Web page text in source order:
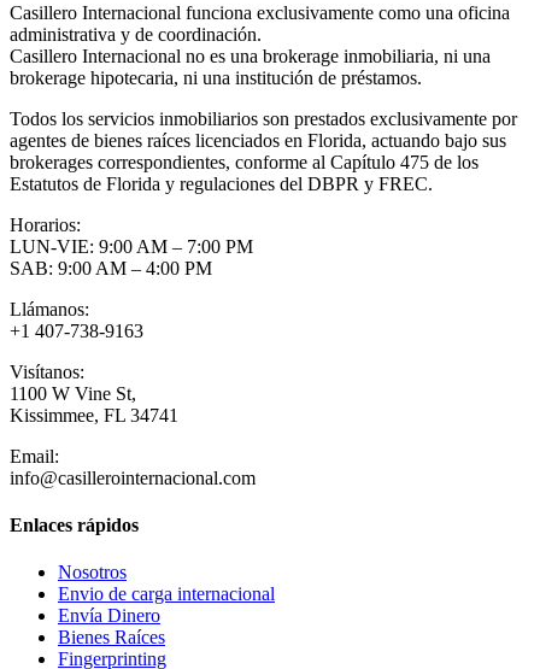
Casillero Internacional funciona exclusivamente como una oficina
administrativa y de coordinación.
Casillero Internacional no es una brokerage inmobiliaria, ni una
brokerage hipotecaria, ni una institución de préstamos.
Todos los servicios inmobiliarios son prestados exclusivamente por
agentes de bienes raíces licenciados en Florida, actuando bajo sus
brokerages correspondientes, conforme al Capítulo 475 de los
Estatutos de Florida y regulaciones del DBPR y FREC.
Horarios:
LUN-VIE: 9:00 AM – 7:00 PM
SAB: 9:00 AM – 4:00 PM
Llámanos:
+1 407-738-9163
Visítanos:
1100 W Vine St,
Kissimmee, FL 34741
Email:
info@casillerointernacional.com
Enlaces rápidos
Nosotros
Envio de carga internacional
Envía Dinero
Bienes Raíces
Fingerprinting